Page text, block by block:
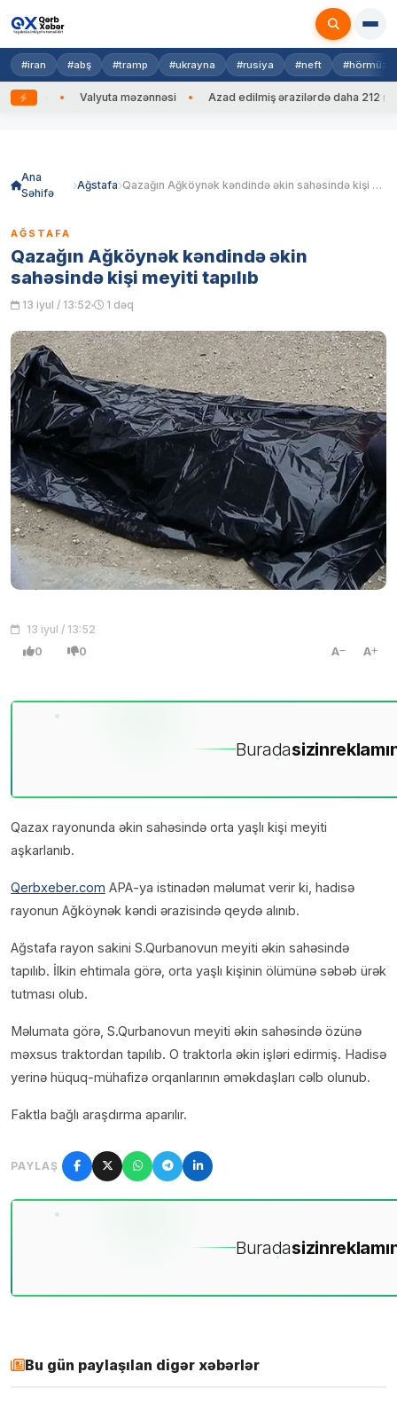
#iran #abş #tramp #ukrayna #rusiya #neft #hörmüz
Valyuta məzənnəsi Azad edilmiş ərazilərdə daha 212 mina,
Ana
Səhifə
Ağstafa Qazağın Ağköynək kəndində əkin sahəsində kişi meyiti tapılıb
AĞSTAFA
Qazağın Ağköynək kəndində əkin
sahəsində kişi meyiti tapılıb
13 iyul / 13:52 1 dəq
13 iyul / 13:52
0 0 A A
Buradasizin
Qazax rayonunda əkin sahəsində orta yaşlı kişi meyiti
aşkarlanıb.
Qerbxeber.com APA-ya istinadən məlumat verir ki, hadisə
rayonun Ağköynək kəndi ərazisində qeydə alınıb.
Ağstafa rayon sakini S.Qurbanovun meyiti əkin sahəsində
tapılıb. İlkin ehtimala görə, orta yaşlı kişinin ölümünə səbəb ürək
tutması olub.
Məlumata görə, S.Qurbanovun meyiti əkin sahəsində özünə
məxsus traktordan tapılıb. O traktorla əkin işləri edirmiş. Hadisə
yerinə hüquq-mühafizə orqanlarının əməkdaşları cəlb olunub.
Faktla bağlı araşdırma aparılır.
PAYLAŞ
Buradasizin
Bu gün paylaşılan digər xəbərlər